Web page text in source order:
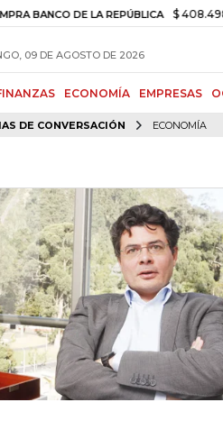
DE LA REPÚBLICA $ 408.498,97 +$
09 DE AGOSTO DE 2026
ECONOMÍA EMPRESAS
DE CONVERSACIÓN ECONOMÍA